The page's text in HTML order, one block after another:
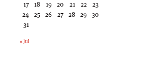
17 18 19 20 21 22
23
24 25 26 27 28 29 30
31
« Jul